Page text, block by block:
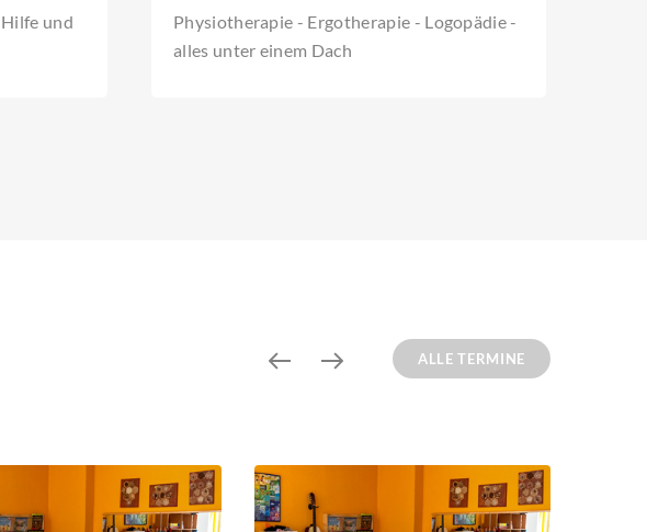
und
Physiotherapie - Ergotherapie - Logopädie -
alles unter einem Dach
ALLE TERMINE